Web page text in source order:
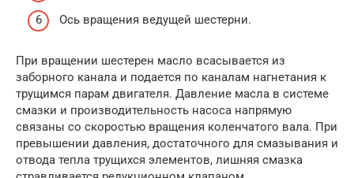
Ось вращения ведущей шестерни.
При вращении шестерен масло всасывается из
заборного канала и подается по каналам нагнетания к
трущимся парам двигателя. Давление масла в системе
смазки и производительность насоса напрямую
связаны со скоростью вращения коленчатого вала. При
превышении давления, достаточного для смазывания и
отвода тепла трущихся элементов, лишняя смазка